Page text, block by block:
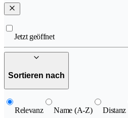
Jetzt geöffnet
Sortieren nach
Relevanz Name (A-Z) Distanz